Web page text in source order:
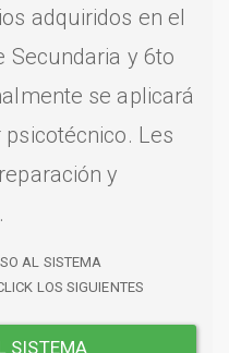
adquiridos en el
Secundaria y 6to
se aplicará
Les
y
AL SISTEMA
LOS SIGUIENTES
SISTEMA